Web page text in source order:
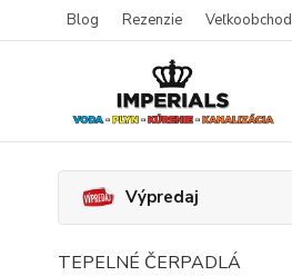
Blog Rezenzie Veľkoobchod
Výpredaj
TEPELNÉ ČERPADLÁ